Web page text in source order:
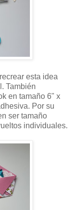
esta idea
También
en tamaño 6" x
Por su
ser tamaño
individuales.